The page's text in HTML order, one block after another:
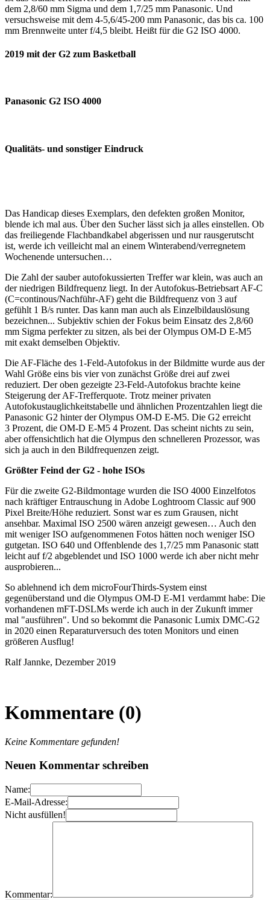
dem 2,8/60 mm Sigma und dem 1,7/25 mm Panasonic. Und
versuchsweise mit dem 4-5,6/45-200 mm Panasonic, das bis ca. 100
mm Brennweite unter f/4,5 bleibt. Heißt für die G2 ISO 4000.
2019 mit der G2 zum Basketball
Panasonic G2 ISO 4000
Qualitäts- und sonstiger Eindruck
Das Handicap dieses Exemplars, den defekten großen Monitor,
blende ich mal aus. Über den Sucher lässt sich ja alles einstellen. Ob
das freiliegende Flachbandkabel abgerissen und nur rausgerutscht
ist, werde ich veilleicht mal an einem Winterabend/verregnetem
Wochenende untersuchen…
Die Zahl der sauber autofokussierten Treffer war klein, was auch an
der niedrigen Bildfrequenz liegt. In der Autofokus-Betriebsart AF-C
(C=continous/Nachführ-AF) geht die Bildfrequenz von 3 auf
gefühlt 1 B/s runter. Das kann man auch als Einzelbildauslösung
bezeichnen... Subjektiv schien der Fokus beim Einsatz des 2,8/60
mm Sigma perfekter zu sitzen, als bei der Olympus OM-D E-M5
mit exakt demselben Objektiv.
Die AF-Fläche des 1-Feld-Autofokus in der Bildmitte wurde aus der
Wahl Größe eins bis vier von zunächst Größe drei auf zwei
reduziert. Der oben gezeigte 23-Feld-Autofokus brachte keine
Steigerung der AF-Trefferquote. Trotz meiner privaten
Autofokustauglichkeitstabelle und ähnlichen Prozentzahlen liegt die
Panasonic G2 hinter der Olympus OM-D E-M5. Die G2 erreicht
3 Prozent, die OM-D E-M5 4 Prozent. Das scheint nichts zu sein,
aber offensichtlich hat die Olympus den schnelleren Prozessor, was
sich ja auch in den Bildfrequenzen zeigt.
Größter Feind der G2 - hohe ISOs
Für die zweite G2-Bildmontage wurden die ISO 4000 Einzelfotos
nach kräftiger Entrauschung in Adobe Loghtroom Classic auf 900
Pixel Breite/Höhe reduziert. Sonst war es zum Grausen, nicht
ansehbar. Maximal ISO 2500 wären anzeigt gewesen… Auch den
mit weniger ISO aufgenommenen Fotos hätten noch weniger ISO
gutgetan. ISO 640 und Offenblende des 1,7/25 mm Panasonic statt
leicht auf f/2 abgeblendet und ISO 1000 werde ich aber nicht mehr
ausprobieren...
So ablehnend ich dem microFourThirds-System einst
gegenüberstand und die Olympus OM-D E-M1 verdammt habe: Die
vorhandenen mFT-DSLMs werde ich auch in der Zukunft immer
mal "ausführen". Und so bekommt die Panasonic Lumix DMC-G2
in 2020 einen Reparaturversuch des toten Monitors und einen
größeren Ausflug!
Ralf Jannke, Dezember 2019
Kommentare (0)
Keine Kommentare gefunden!
Neuen Kommentar schreiben
Name:
E-Mail-Adresse:
Nicht ausfüllen!
Kommentar: